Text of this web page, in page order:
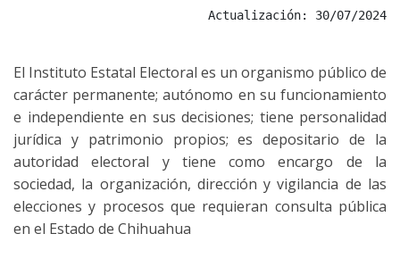
Actualización: 30/07/2024
El Instituto Estatal Electoral es un organismo público de
carácter permanente; autónomo en su funcionamiento
e independiente en sus decisiones; tiene personalidad
jurídica y patrimonio propios; es depositario de la
autoridad electoral y tiene como encargo de la
sociedad, la organización, dirección y vigilancia de las
elecciones y procesos que requieran consulta pública
en el Estado de Chihuahua